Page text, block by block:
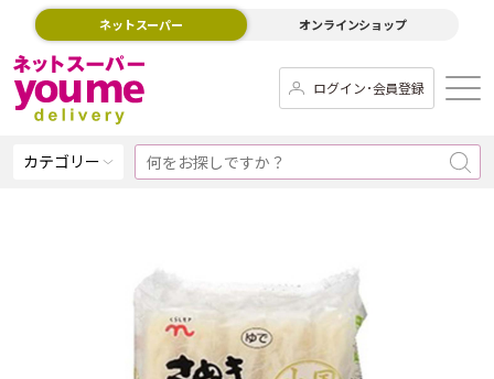
ネットスーパー オンラインショップ
ログイン･会員登録
カテゴリー